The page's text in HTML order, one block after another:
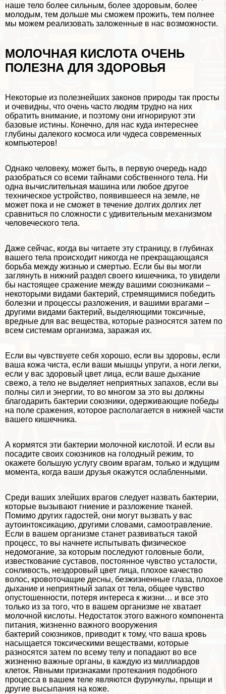
наше тело более сильным, более здоровым, более
молодым, тем дольше мы сможем прожить, тем полнее
мы можем реализовать заложенные в нас возможности.
МОЛОЧНАЯ КИСЛОТА ОЧЕНЬ
ПОЛЕЗНА ДЛЯ ЗДОРОВЬЯ
Некоторые из полезнейших законов природы так просты
и очевидны, что очень часто людям трудно на них
обратить внимание, и поэтому они игнорируют эти
базовые истины. Конечно, для нас куда интереснее
глубины далекого космоса или чудеса современных
компьютеров!
Однако человеку, может быть, в первую очередь надо
разобраться со всеми тайнами собственного тела. Ни
одна вычислительная машина или любое другое
техническое устройство, появившееся на земле, не
может пока и не сможет в течение долгих долгих лет
сравниться по сложности с удивительным механизмом
человеческого тела.
Даже сейчас, когда вы читаете эту страницу, в глубинах
вашего тела происходит никогда не прекращающаяся
борьба между жизнью и cмepтью. Если бы вы могли
заглянуть в нижний раздел своего кишечника, то увидели
бы настоящее сражение между вашими союзниками –
некоторыми видами бактерий, стремящимися победить
болезни и процессы разложения, и вашими врагами –
другими видами бактерий, выделяющими токсичные,
вредные для вас вещества, которые разносятся затем по
всем системам организма, заражая их.
Если вы чувствуете себя хорошо, если вы здоровы, если
ваша кожа чиста, если ваши мышцы упруги, а ноги легки,
если у вас здоровый цвет лица, если ваше дыхание
свежо, а тело не выделяет неприятных запахов, если вы
полны сил и энергии, то во многом за это вы должны
благодарить бактерии союзники, одерживающие победы
на поле сражения, которое располагается в нижней части
вашего кишечника.
А кормятся эти бактерии молочной кислотой. И если вы
посадите своих союзников на голодный режим, то
окажете большую услугу своим врагам, только и ждущим
момента, когда ваши друзья окажутся ослабленными.
Среди ваших злейших врагов следует назвать бактерии,
которые вызывают гниение и разложение тканей.
Помимо других гадостей, они могут вызвать у вас
аутоинтоксикацию, другими словами, самоотравление.
Если в вашем организме станет развиваться такой
процесс, то вы начнете испытывать физическое
недомогание, за которым последуют головные боли,
известкование суставов, постоянное чувство усталости,
сонливость, нездоровый цвет лица, плохое качество
волос, кровоточащие десны, безжизненные глаза, плохое
дыхание и неприятный запах от тела, общее чувство
опустошенности, потеря интереса к жизни… и все это
только из за того, что в вашем организме не хватает
молочной кислоты. Недостаток этого важного компонента
питания, жизненно важного вооружения
бактерий союзников, приводит к тому, что ваша кровь
насыщается токсическими веществами, которые
разносятся затем по всему телу и попадают во все
жизненно важные органы, в каждую из миллиардов
клеток. Явными признаками протекания подобного
процесса в вашем теле являются фурункулы, прыщи и
другие высыпания на коже.